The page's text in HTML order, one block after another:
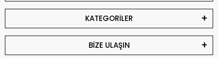
KATEGORİLER
BİZE ULAŞIN